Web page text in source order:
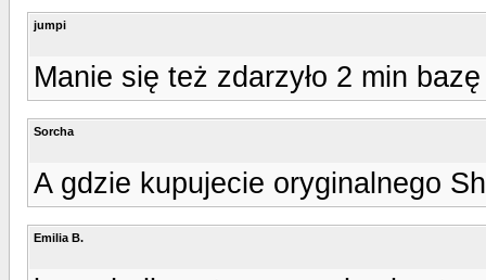
jumpi
Manie się też zdarzyło 2 min
Sorcha
A gdzie kupujecie oryginalnego
Emilia B.